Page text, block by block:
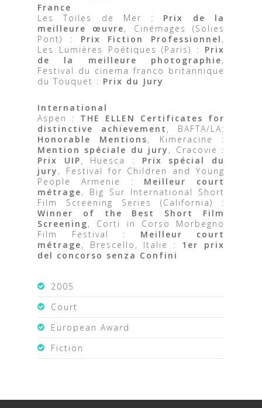
France
Les Toiles de Mer : Prix de la
meilleure œuvre, Cinémages (Solies
Pont) : Prix Fiction Professionnel ,
Les Lumières Poétiques (Paris) : Prix
de la meilleure photographie,
Festival du cinema franco britannique
du Touquet : Prix du Jury
International
Aspen : THE ELLEN Certificates for
distinctive achievement , BAFTA/LA:
Honorable Mentions, Kimeracine :
Mention spéciale du jury , Cracovie :
Prix UIP, Huesca : Prix spécial du
jury , Festival for Children and Young
People Armenie : Meilleur court
métrage, Big Sur International Short
Film Screening Series (California) :
Winner of the Best Short Film
Screening, Corti in Corso Morbegno
Film Festival : Meilleur court
métrage, Brescello, Italie : 1er prix
del concorso senza Confini
2005
Court
European Award
Fiction